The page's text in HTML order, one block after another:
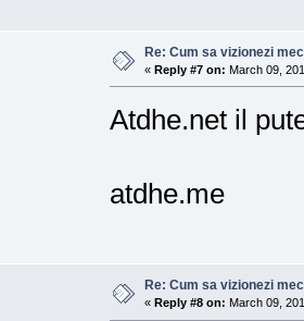
Re: Cum sa vizionezi
« Reply #7 on: March 09,
Atdhe.net il
atdhe.me
Re: Cum sa vizionezi
« Reply #8 on: March 09,